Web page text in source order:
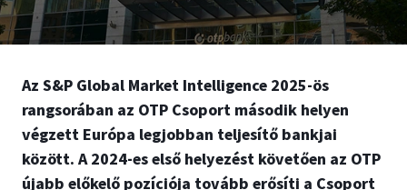
Az S&P Global Market Intelligence 2025-ös
rangsorában az OTP Csoport második helyen
végzett Európa legjobban teljesítő bankjai
között. A 2024-es első helyezést követően az OTP
újabb előkelő pozíciója tovább erősíti a Csoport